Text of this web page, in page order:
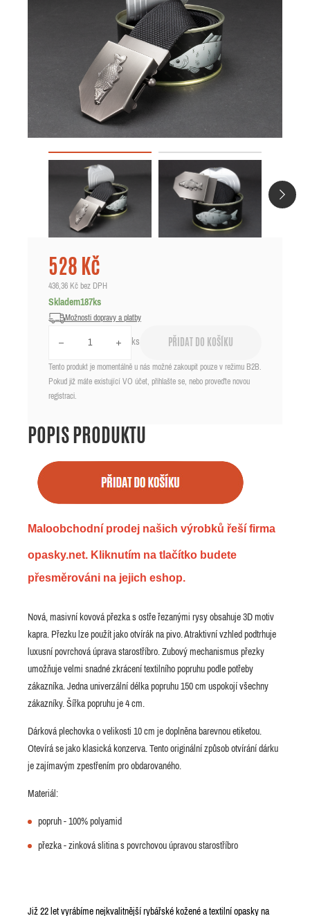
528 Kč
436,36 Kč bez DPH
Skladem187ks
Možnosti dopravy a platby
ks PŘIDAT DO KOŠÍKU
Tento produkt je momentálně u nás možné zakoupit pouze v režimu B2B.
Pokud již máte existující VO účet, přihlašte se, nebo proveďte novou
registraci.
POPIS PRODUKTU
Maloobchodní prodej našich výrobků řeší firma
opasky.net. Kliknutím na tlačítko budete
přesměrováni na jejich eshop.
Nová, masivní kovová přezka s ostře řezanými rysy obsahuje 3D motiv
kapra. Přezku lze použít jako otvírák na pivo. Atraktivní vzhled podtrhuje
luxusní povrchová úprava starostříbro. Zubový mechanismus přezky
umožňuje velmi snadné zkrácení textilního popruhu podle potřeby
zákazníka. Jedna univerzální délka popruhu 150 cm uspokojí všechny
zákazníky. Šířka popruhu je 4 cm.
Dárková plechovka o velikosti 10 cm je doplněna barevnou etiketou.
Otevírá se jako klasická konzerva. Tento originální způsob otvírání dárku
je zajímavým zpestřením pro obdarovaného.
Materiál:
popruh - 100% polyamid
přezka - zinková slitina s povrchovou úpravou starostříbro
Již 22 let vyrábíme nejkvalitnější rybářské kožené a textilní opasky na